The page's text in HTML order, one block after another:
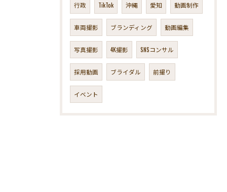
行政 TikTok 沖縄 愛知 動画制作
車両撮影 ブランディング 動画編集
写真撮影 4K撮影 SNSコンサル
採用動画 ブライダル 前撮り
イベント